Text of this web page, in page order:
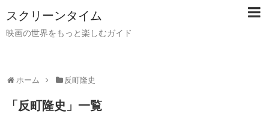
スクリーンタイム
映画の世界をもっと楽しむガイド
ホーム 反町隆史
「 反町隆史 」 一覧